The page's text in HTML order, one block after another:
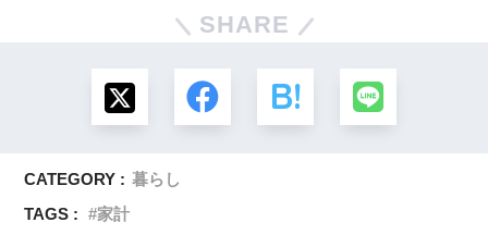
SHARE
CATEGORY : 暮らし
TAGS :
家計